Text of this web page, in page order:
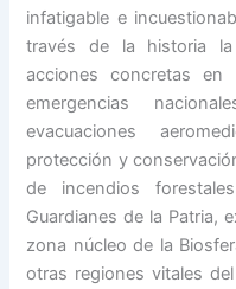
infatigable e
través de la historia la
acciones concretas
emergencias
evacuaciones
protección y
de incendios
Guardianes de la Patria,
zona núcleo de la
otras regiones vitales